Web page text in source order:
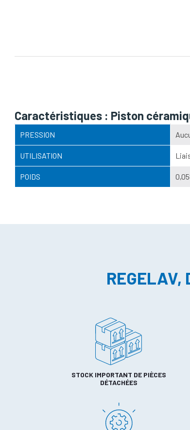
Caractéristiques : Piston
PRESSION
UTILISATION
POIDS
REGELAV,
STOCK IMPORTANT DE PIÈCES
DÉTACHÉES